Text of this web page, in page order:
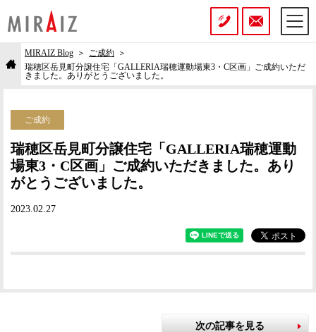
MIRAIZ Blog
ご成約
瑞穂区岳見町分譲住宅「GALLERIA瑞穂運動場東3・C区画」ご成約いただ
きました。ありがとうございました。
ご成約
瑞穂区岳見町分譲住宅「GALLERIA瑞穂運動
場東3・C区画」ご成約いただきました。あり
がとうございました。
2023.02.27
次の記事を見る